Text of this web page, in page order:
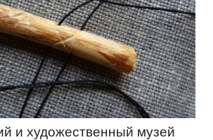
и художественный музей